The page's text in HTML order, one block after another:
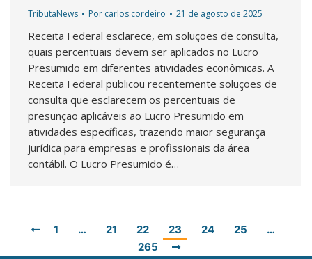
TributaNews Por carlos.cordeiro 21 de agosto de 2025
Receita Federal esclarece, em soluções de consulta,
quais percentuais devem ser aplicados no Lucro
Presumido em diferentes atividades econômicas. A
Receita Federal publicou recentemente soluções de
consulta que esclarecem os percentuais de
presunção aplicáveis ao Lucro Presumido em
atividades específicas, trazendo maior segurança
jurídica para empresas e profissionais da área
contábil. O Lucro Presumido é…
1 … 21 22 23 24 25
…
265